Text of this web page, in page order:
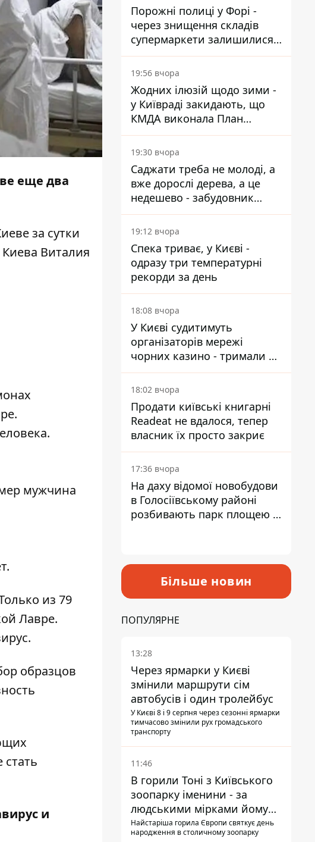
еще два
за сутки
Виталия
.
мужчина
из 79
Лавре.
образцов
стать
и
Порожні полиці у Форі -
через знищення складів
супермаркети залишилися
без асортименту
19:56 вчора
Жодних ілюзій щодо зими -
у Київраді закидають, що
КМДА виконала План
стійкості на 20%
19:30 вчора
Саджати треба не молоді, а
вже дорослі дерева, а це
недешево - забудовник
Ніконов
19:12 вчора
Спека триває, у Києві -
одразу три температурні
рекорди за день
18:08 вчора
У Києві судитимуть
організаторів мережі
чорних казино - тримали 39
закладів
18:02 вчора
Продати київські книгарні
Readeat не вдалося, тепер
власник їх просто закриє
17:36 вчора
На даху відомої новобудови
в Голосіївському районі
розбивають парк площею в
Більше новин
ПОПУЛЯРНЕ
13:28
Через ярмарки у Києві
змінили маршрути сім
автобусів і один тролейбус
У Києві 8 і 9 серпня через сезонні ярмарки
тимчасово змінили рух громадського
транспорту
11:46
В горили Тоні з Київського
зоопарку іменини - за
людськими мірками йому
вже понад 90 років
Найстаріша горила Європи святкує день
народження в столичному зоопарку